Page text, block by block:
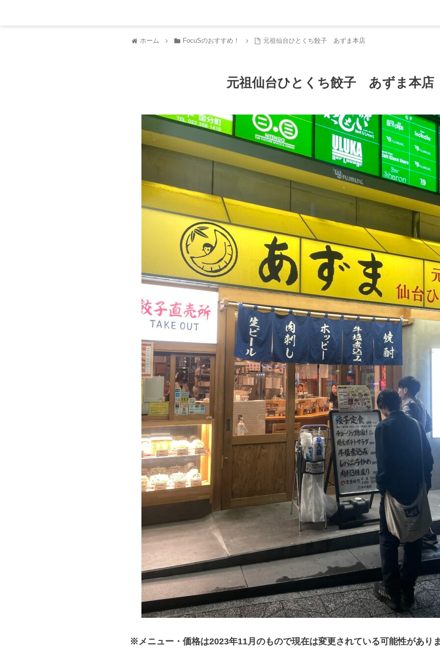
ホーム FocuSのおすすめ！ 元祖仙台ひとくち餃子 あずま本店
元祖仙台ひとくち餃子 あずま本店
※メニュー・価格は2023年11月のもので現在は変更されている可能性があり